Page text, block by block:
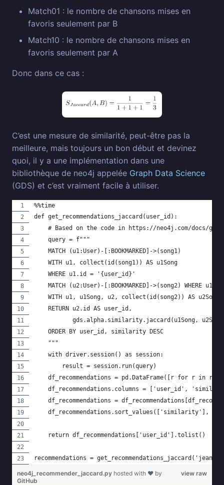
Match01 : le nombre de chansons mises en
favoris seulement par B
Match10 : le nombre de chansons mises en
favoris seulement par A
Donc dans ce cas :
C’est une mesure de similarité, peut-être pas la
meilleure, mais toujours un bon début et devinez
quoi, il y a une implémentation dans une
bibliothèque de neo4j appelée Graph Data Science
(GDS) et c’est vraiment facile à utiliser.
%%time
def get_recommendations_jaccard(user_id):
# Based on the code in https://neo4j.com/docs/
    query = f"""
    MATCH (u1:User)-[:BOOKMARKED]->(song1)
    WITH u1, collect(id(song1)) AS u1Song
    WHERE u1.id = '{user_id}'
MATCH (u2:User)-[:BOOKMARKED]->(song2) WHERE u1
    WITH u1, u1Song, u2, collect(id(song2)) AS u2Song
    RETURN u2.id AS user_id,
gds.alpha.similarity.jaccard(u1Song,
    ORDER BY user_id, similarity DESC
    """
    with driver.session() as session:
        result = session.run(query)
df_recommendations = pd.DataFrame([r for r in
df_recommendations.columns = ['user_id',
df_recommendations =
df_recommendations.sort_values(['similarity'],
    return df_recommendations['user_id'].tolist()
recommendations =
view raw
neo4j_recommender_jaccard.py hosted with ❤ by
GitHub